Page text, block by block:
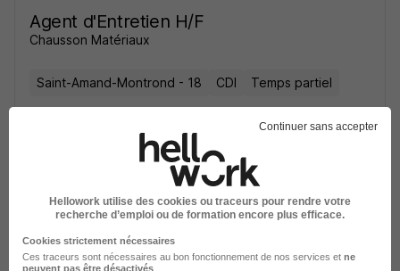
Agent d'Entretien H/F
Chausson Matériaux
Saint-Amand-Montrond - 18 CDI Temps partiel
Ouvrier de Propreté H/F
Continuer sans accepter
Hellowork utilise des cookies ou traceurs pour rendre votre
recherche d’emploi ou de formation encore plus efficace.
Cookies strictement nécessaires
Ces traceurs sont nécessaires au bon fonctionnement de nos services et ne
peuvent pas être désactivés